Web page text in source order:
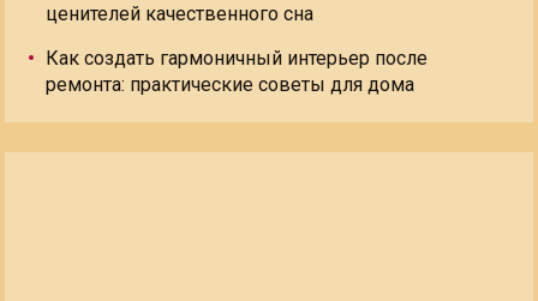
ценителей качественного сна
Как создать гармоничный интерьер после
ремонта: практические советы для дома